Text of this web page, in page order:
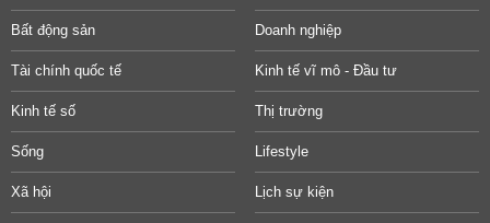
Bất động sản Doanh nghiệp
Tài chính quốc tế Kinh tế vĩ mô - Đầu tư
Kinh tế số Thị trường
Sống Lifestyle
Xã hội Lịch sự kiện